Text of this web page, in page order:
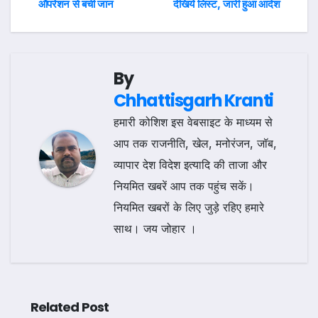
देखिये लिस्ट, जारी हुआ आदेश
ऑपरेशन से बची जान
By
Chhattisgarh Kranti
हमारी कोशिश इस वेबसाइट के माध्यम से
आप तक राजनीति, खेल, मनोरंजन, जॉब,
व्यापार देश विदेश इत्यादि की ताजा और
नियमित खबरें आप तक पहुंच सकें।
नियमित खबरों के लिए जुड़े रहिए हमारे
साथ। जय जोहार ।
Related Post